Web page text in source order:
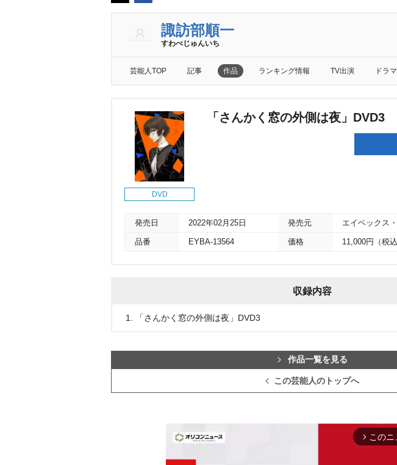
諏訪部順一
すわべじゅんいち
芸能人TOP 記事 作品 ランキング情報 TV出演 ドラ
DVD
「さんかく窓の外側は夜」DVD3
発売日 2022年02月25日 発売元 エイベックス
品番 EYBA-13564 価格 11,000円（税込
収録内容
1. 「さんかく窓の外側は夜」DVD3
作品一覧を見る
この芸能人のトップへ
arrow_forward_ios このニ